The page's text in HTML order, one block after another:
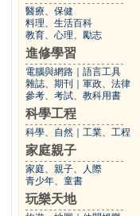
醫療、保健
料理、生活百科
教育、心理、勵志
進修學習
電腦與網路
語言工具
雜誌、期刊
軍政、法律
參考、考試、教科用書
科學工程
科學、自然 工業、工程
家庭親子
家庭、親子、人際
青少年、童書
玩樂天地